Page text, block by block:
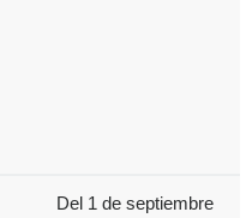
Del 1 de septiembre